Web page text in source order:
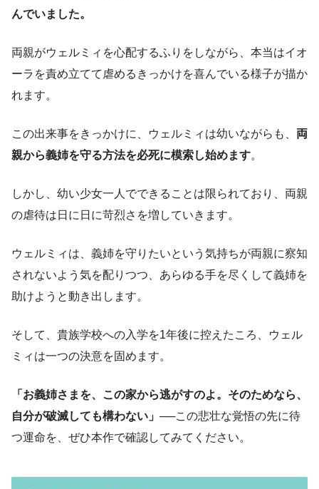
んでいました。
両親がウェルミィを心配するふりをしながら、本当はイオ
ーラを責め立てて虐めるきっかけを喜んでいる様子が描か
れます。
この出来事をきっかけに、ウェルミィは幼いながらも、 両
親から義姉を守る方法を必死に模索し始めます。
しかし、幼い少女一人でできることは限られており、両親
の虐待は日に日に苛烈さを増していきます。
ウェルミィは、義姉を守りたいという気持ちが両親に察知
されないよう気を配りつつ、あらゆる手を尽くして義姉を
助けようと動き出します。
そして、貴族学校への入学を1年後に控えたころ、ウェル
ミィは一つの決意を固めます。
「お義姉さまを、この家から逃がすのよ。そのためなら、
自分が破滅しても構わない」 ──この悲壮な覚悟の先に待
つ運命を、ぜひ本作で確認してみてください。